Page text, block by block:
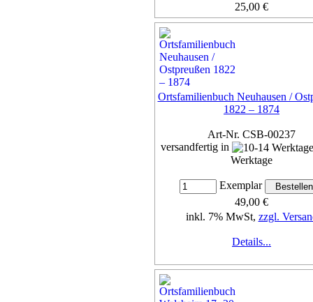
25,00 €
inkl. 7% MwSt,zzgl.
Details...
Ortsfamilienbuch Neuhausen /
1822 – 1874
Art-Nr. CSB-00237
versandfertig in
Werktage
Exemplar
49,00 €
inkl. 7% MwSt, zzgl.
Details...